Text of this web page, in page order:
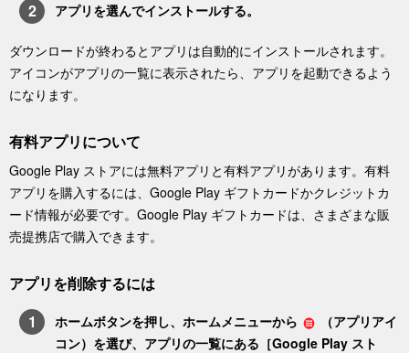
アプリを選んでインストールする。
ダウンロードが終わるとアプリは自動的にインストールされます。
アイコンがアプリの一覧に表示されたら、アプリを起動できるよう
になります。
有料アプリについて
Google Play ストアには無料アプリと有料アプリがあります。有料
アプリを購入するには、Google Play ギフトカードかクレジットカ
ード情報が必要です。Google Play ギフトカードは、さまざまな販
売提携店で購入できます。
アプリを削除するには
ホームボタンを押し、ホームメニューから （アプリ アイ
コン）を選び、アプリの一覧にある［Google Play スト